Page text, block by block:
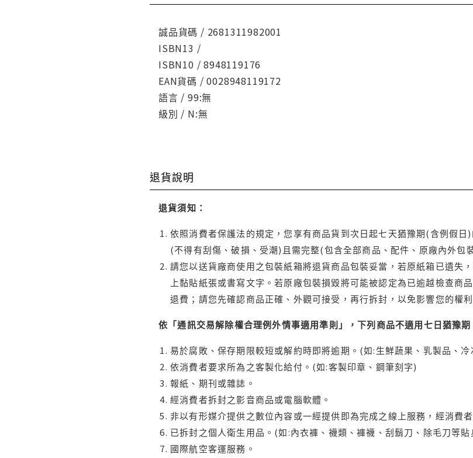
誠品貨碼 / 2681311982001
ISBN13 /
ISBN10 / 8948119176
EAN貨碼 / 0028948119172
語言 / 99:無
級別 / N:無
退貨說明
退貨須知：
依照消費者保護法的規定，您享有商品貨到次日起七天猶豫期(含例假
(不得有刮傷、破損、受潮)且需完整(包含全部商品、配件、原廠內外包
請您以送貨廠商使用之包裝紙箱將退貨商品包裝妥當，若原紙箱已遺失
上黏貼紙張或書寫文字。若原廠包裝損毀將可能被認定為已逾越檢查
退費；請您先確認商品正確、外觀可接受，再行拆封，以免影響您的權
依「通訊交易解除權合理例外情事適用準則」，下列商品不適用七日猶豫
易於腐敗、保存期限較短或解約時即將逾期。(如:生鮮蔬果、乳製品、
依消費者要求所為之客製化給付。(如:客製印章、鋼筆刻字)
報紙、期刊或雜誌。
經消費者拆封之影音商品或電腦軟體。
非以有形媒介提供之數位內容或一經提供即為完成之線上服務，經消費
已拆封之個人衛生用品。(如:內衣褲、襪類、褲襪、刮鬍刀、除毛刀等貼
國際航空客運服務。